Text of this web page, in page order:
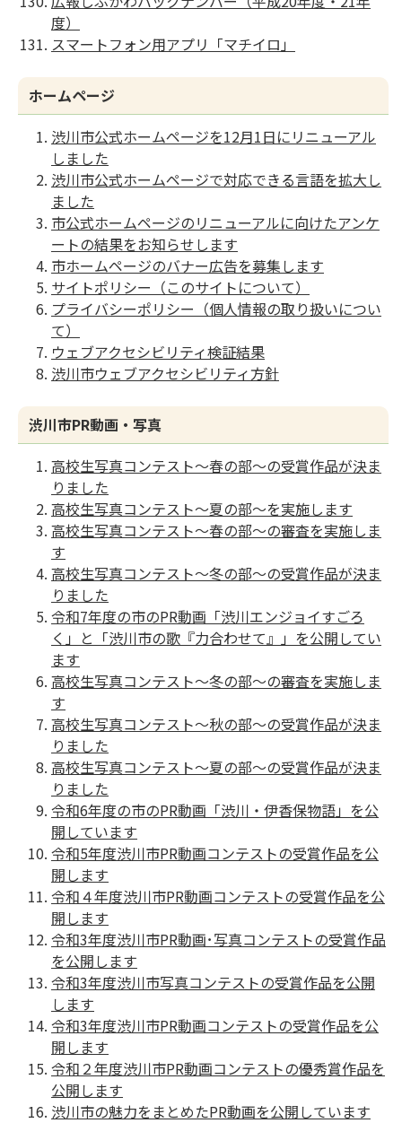
度）
スマートフォン用アプリ「マチイロ」
ホームページ
渋川市公式ホームページを12月1日にリニューアル
しました
渋川市公式ホームページで対応できる言語を拡大し
ました
市公式ホームページのリニューアルに向けたアンケ
ートの結果をお知らせします
市ホームページのバナー広告を募集します
サイトポリシー（このサイトについて）
プライバシーポリシー（個人情報の取り扱いについ
て）
ウェブアクセシビリティ検証結果
渋川市ウェブアクセシビリティ方針
渋川市PR動画・写真
高校生写真コンテスト～春の部～の受賞作品が決ま
りました
高校生写真コンテスト～夏の部～を実施します
高校生写真コンテスト～春の部～の審査を実施しま
す
高校生写真コンテスト～冬の部～の受賞作品が決ま
りました
令和7年度の市のPR動画「渋川エンジョイすごろ
く」と「渋川市の歌『力合わせて』」を公開してい
ます
高校生写真コンテスト〜冬の部〜の審査を実施しま
す
高校生写真コンテスト～秋の部～の受賞作品が決ま
りました
高校生写真コンテスト〜夏の部〜の受賞作品が決ま
りました
令和6年度の市のPR動画「渋川・伊香保物語」を公
開しています
令和5年度渋川市PR動画コンテストの受賞作品を公
開します
令和４年度渋川市PR動画コンテストの受賞作品を公
開します
令和3年度渋川市PR動画･写真コンテストの受賞作品
を公開します
令和3年度渋川市写真コンテストの受賞作品を公開
します
令和3年度渋川市PR動画コンテストの受賞作品を公
開します
令和２年度渋川市PR動画コンテストの優秀賞作品を
公開します
渋川市の魅力をまとめたPR動画を公開しています